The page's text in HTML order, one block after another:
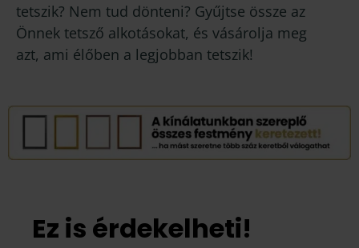
tetszik? Nem tud dönteni? Gyűjtse össze az
Önnek tetsző alkotásokat, és vásárolja meg
azt, ami élőben a legjobban tetszik!
Ez is érdekelheti!